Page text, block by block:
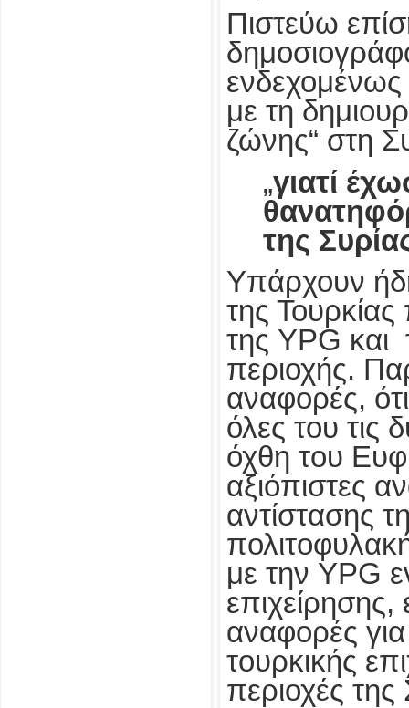
Πιστεύω
ενδεχομένως
με τη
ζώνης“ στη
„γιατί
της
Υπάρχουν ήδη
της
της YPG
περιοχής.
αναφορές,
όλες του τις
όχθη του
αξιόπιστες
αντίστασης
με την YPG
αναφορές για
τουρκικής
περιοχές της